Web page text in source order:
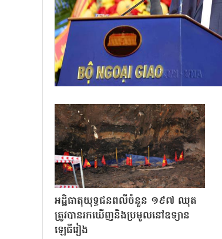
អដ្ឋិធាតុយុទ្ធជនពលីចំនួន ១៩៧ ឈុត
ត្រូវបានរកឃើញនិងប្រមូលនៅឧទ្យាន
ឡេធីរៀង